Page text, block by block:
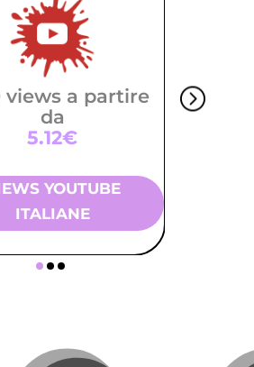
views a partire
da
5.12€
YOUTUBE
ITALIANE